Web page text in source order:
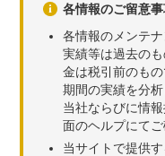
各情報のご留意
各情報のメンテ
実績等は過去の
金は税引前のも
期間の実績を分
当社ならびに情
面のヘルプにてご
当サイトで提供